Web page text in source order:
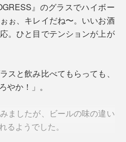
上半分にチタンをコーティン
』のグラスでハイボー
ぉ、キレイだね〜。いいお酒
。ひと目でテンションが上が
スと飲み比べてもらっても、
やか！」。
ましたが、ビールの味の違い
るようでした。